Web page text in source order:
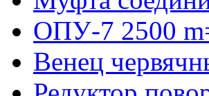
ОПУ-7 2500
Венец